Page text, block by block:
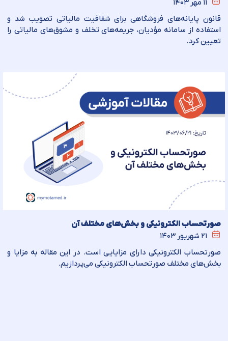
۱۱ مهر ۱۴۰۳
قانون پایانه‌های فروشگاهی برای شفافیت مالیاتی تصویب شد و
استفاده از سامانه مؤدیان، جریمه‌های تخلف و مشوق‌های مالیاتی را
تعیین کرد.
صورتحساب الکترونیکی و بخش‌های مختلف آن
۲۱ شهریور ۱۴۰۳
صورت­حساب الکترونیکی دارای مزایایی است. در این مقاله به مزایا و
بخش­‌های مختلف صورت­حساب الکترونیکی می­‌پردازیم.